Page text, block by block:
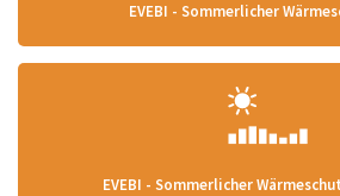
EVEBI - Sommerlicher
EVEBI - Sommerlicher